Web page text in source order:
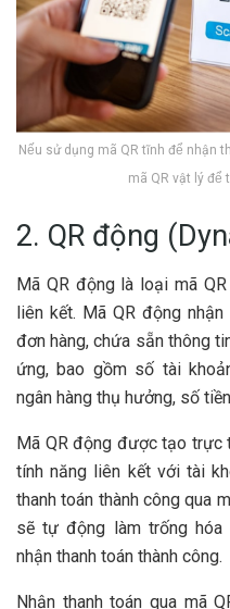
Nếu sử dụng mã QR tĩnh để nhận
mã QR vật lý để
2. QR động
Mã QR động là loại mã
liên kết. Mã QR động
đơn hàng, chứa sẵn thông
ứng, bao gồm số tài
ngân hàng thụ hưởng, số
Mã QR động được tạo trực
tính năng liên kết với tài
thanh toán thành công qua
sẽ tự động làm trống hóa
nhận thanh toán thành công.
Nhận thanh toán qua mã